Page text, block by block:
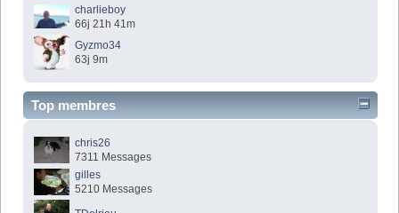
charlieboy
66j 21h 41m
Gyzmo34
63j 9m
Top membres
chris26
7311 Messages
gilles
5210 Messages